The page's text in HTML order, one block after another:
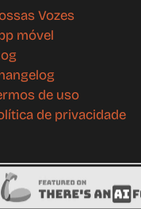
Vozes
móvel
de uso
de privacidade